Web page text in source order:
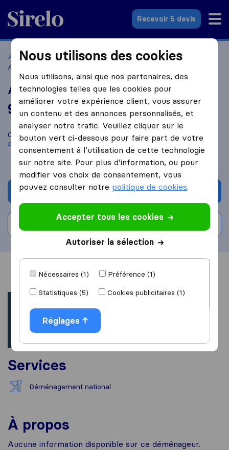
Sirelo.fr
Recevoir 5 devis
Accueil Déménageurs France
Déménageurs Grenoble
Alpes Masis Déménagement
Alpes Masis Déménagement
9,6 basé sur 84
avis Sirelo et Google
i
Comparez Alpes Masis Déménagement avec d'autres
déménageursà Grenoble
Demander un devis
Rédiger un avis
Vue d'ensemble Avis
Services
Déménagement national
À propos
Aucune information disponible sur ce déménageur.
Nous utilisons des cookies
Nous utilisons, ainsi que nos partenaires, des
technologies telles que les cookies pour
améliorer votre expérience client, vous assurer
un contenu et des annonces personnalisés, et
analyser notre trafic. Veuillez cliquer sur le
bouton vert ci-dessous pour faire part de votre
consentement à l’utilisation de cette technologie
sur notre site. Pour plus d’information, ou pour
modifier vos choix de consentement, vous
pouvez consulter notre politique de cookies.
Accepter tous les cookies
Autoriser la sélection
Nécessaires (1)
Préférence (1)
Statistiques (5)
Cookies publicitaires (1)
Réglages